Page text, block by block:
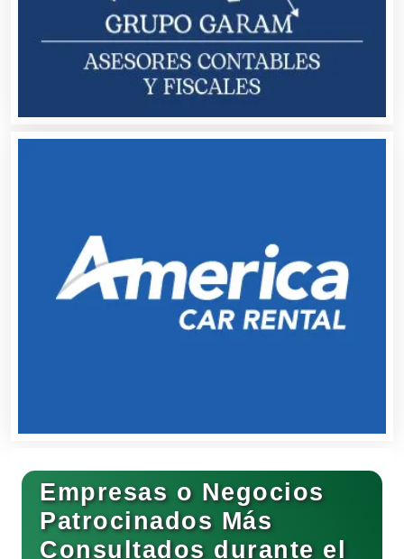
Automóviles Nuevos y Usados
Autopartes Eléctricas
Bancos
Basculas
Empresas o Negocios
Patrocinados Más
Consultados durante el